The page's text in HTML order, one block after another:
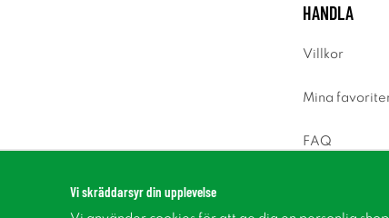
HANDLA
Villkor
Mina
FAQ
Vi skräddarsyr din upplevelse